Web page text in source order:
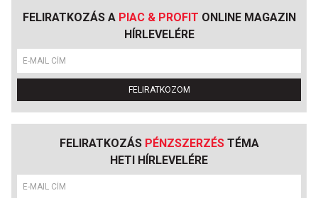
FELIRATKOZÁS A PIAC & PROFIT ONLINE MAGAZIN
HÍRLEVELÉRE
FELIRATKOZOM
FELIRATKOZÁS PÉNZSZERZÉSTÉMA
HETI HÍRLEVELÉRE